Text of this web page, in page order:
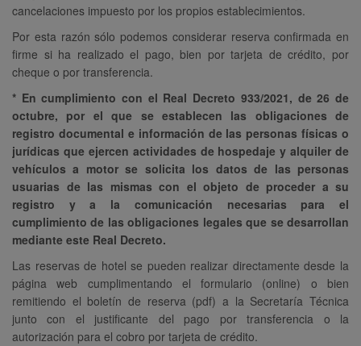
cancelaciones impuesto por los propios establecimientos.
Por esta razón sólo podemos considerar reserva confirmada en
firme si ha realizado el pago, bien por tarjeta de crédito, por
cheque o por transferencia.
* En cumplimiento con el Real Decreto 933/2021, de 26 de
octubre, por el que se establecen las obligaciones de
registro documental e información de las personas físicas o
jurídicas que ejercen actividades de hospedaje y alquiler de
vehículos a motor se solicita los datos de las personas
usuarias de las mismas con el objeto de proceder a su
registro y a la comunicación necesarias para el
cumplimiento de las obligaciones legales que se desarrollan
mediante este Real Decreto.
Las reservas de hotel se pueden realizar directamente desde la
página web cumplimentando el formulario (online) o bien
remitiendo el boletín de reserva (pdf) a la Secretaría Técnica
junto con el justificante del pago por transferencia o la
autorización para el cobro por tarjeta de crédito.